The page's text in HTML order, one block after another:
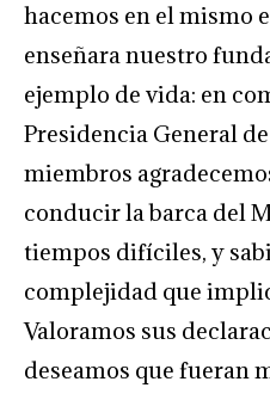
hacemos en el mismo
enseñara nuestro
ejemplo de vida: en
Presidencia General
miembros
conducir la barca del
tiempos difíciles, y
complejidad que
Valoramos sus
deseamos que fueran